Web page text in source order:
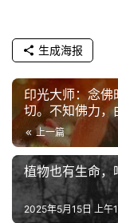
频
纪
录
佛
教
生成海报
印光大师：念
切。不知佛力，
上一篇
植物也有生命，
2025年5月15日 上午